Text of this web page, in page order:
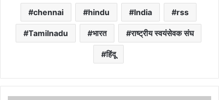
chennai hindu India rss
Tamilnadu भारत राष्ट्रीय स्वयंसेवक संघ
हिंदू